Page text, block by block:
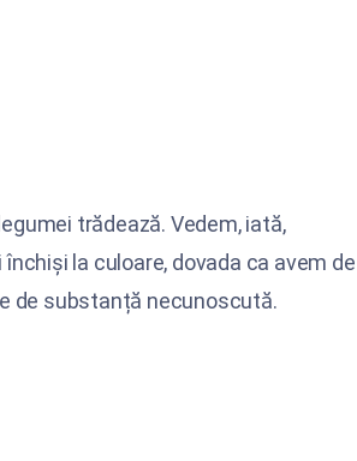
trădează. Vedem, iată,
la culoare, dovada ca avem de
de substanță necunoscută.